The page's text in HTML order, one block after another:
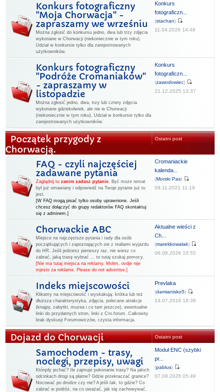
Konkurs fotograficzny
"Moja Chorwacja" -
zapraszamy we wrześniu
Można zgłosić do konkursu jedno, dwa lub trzy zdjęcia
wykonane w Chorwacji (niekoniecznie w tym roku).
Udział w konkursie tylko dla zarejestrowanych
użytkowników.
Konkurs
fotograficzn...
(stachan)
11.04.2026 14:48
Konkurs fotograficzny
"Podróże Cromaniaków"
- zapraszamy w
listopadzie
Można zgłosić jedno, dwa, trzy lub cztery zdjęcia
wykonane gdziekolwiek, ale nie w Chorwacji
(niekoniecznie w tym roku). Udział w konkursie tylko dla
zarejestrowanych użytkowników.
Konkurs
fotograficzn...
(zawodowiec)
21.12.2025 13:37
Początek przygody z
Chorwacją.
Ostatni post
FAQ - czyli najczęściej
zadawane pytania
Zaglądnij tu zanim zadasz pytanie. Być może temat
był już omawiany i odpowiedź na Twoje pytanie już tu
jest.
[W FAQ mogą pisać tylko osoby uprawnione. Jeśli
chcesz dołączyć do grupy redaktorów FAQ skontaktuj
się z adminem.]
Cromaniackie
kalenda...
(Morski Pas)
09.11.2021 11:19
Chorwackie ABC
Miejsce na najczęstsze pytania i rady dla osób
początkujących i zapoznających sie z realiami wyjazdu
do HR. Jeśli jedziesz pierwszy raz, nie wiesz co
zabrać, jaką trasę wybrać ... to tutaj szukaj pomocy.
[Nie ma tutaj miejsca na reklamy. Molim, ovdje nije
mjesto za reklame. Please do not advertise.]
Aktualne wieści z
Ch...
(marekkowalak)
06.08.2026 10:55
Indeks miejscowości
Klikamy na miejscowość i wyskakują: krótka lub też
dłuższa charakterystyka, zdjęcia, polecane atrakcje
(knajpy, zabytki, muzea i co tam jeszcze), ewentualne
linki do przydatnych stron, linki z Cro.forum. Całkowity
brak dyskusji Forumowiczów, czysta informacja.
Prevlaka
(damianisko5)
14.07.2016 18:38
Dojazd do Chorwacji Ostatni post
Samochodem - trasy,
noclegi, przepisy, uwagi
Którędy jechać? Ile zajmuje pokonanie trasy? Na jakich
odcinkach drogi są płatne? Gdzie przekraczać granice?
Nocować po drodze czy nie? A jeśli tak, to gdzie? Co
zabrać w podróż, na co uważać, jak się zachowywać,
Moduł ENC (szybki
pr...
(pablus)
07.08.2026 05:49